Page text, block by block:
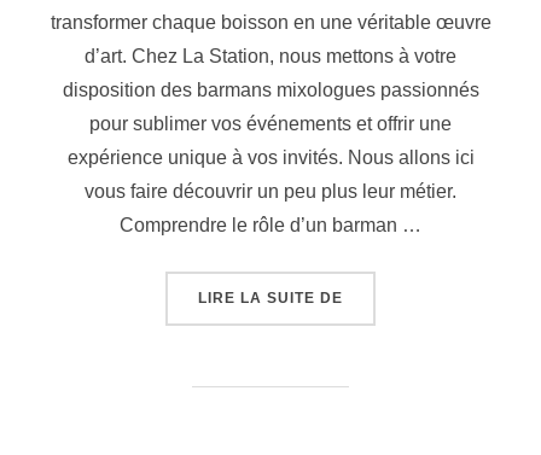
transformer chaque boisson en une véritable œuvre
d’art. Chez La Station, nous mettons à votre
disposition des barmans mixologues passionnés
pour sublimer vos événements et offrir une
expérience unique à vos invités. Nous allons ici
vous faire découvrir un peu plus leur métier.
Comprendre le rôle d’un barman …
LIRE LA SUITE DE